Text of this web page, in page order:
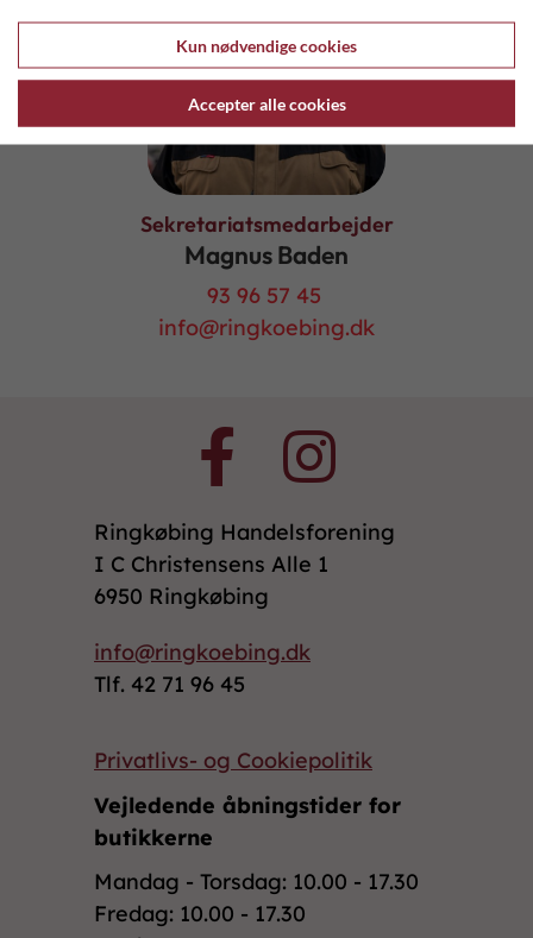
Sekretariatsmedarbejder
Magnus Baden
93 96 57 45
info@ringkoebing.dk
Ringkøbing Handelsforening
I C Christensens Alle 1
6950 Ringkøbing
info@ringkoebing.dk
Tlf. 42 71 96 45
Privatlivs- og Cookiepolitik
Vejledende åbningstider for
butikkerne
Mandag - Torsdag: 10.00 - 17.30
Fredag: 10.00 - 17.30
Kun nødvendige cookies
Accepter alle cookies